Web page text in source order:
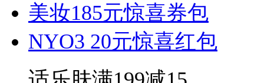
美妆185元惊喜券包
NYO3 20元惊喜红包